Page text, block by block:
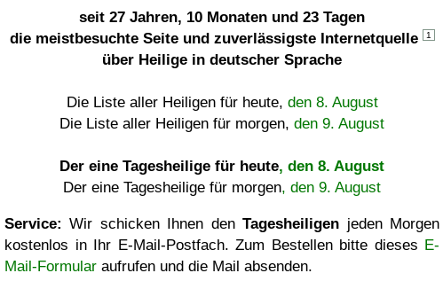
seit 27 Jahren, 10 Monaten und 23 Tagen
die meistbesuchte Seite und zuverlässigste Internetquelle
1
über Heilige in deutscher Sprache
Die Liste aller Heiligen für heute, den 8. August
Die Liste aller Heiligen für morgen, den 9. August
Der eine Tagesheilige für heute, den 8. August
Der eine Tagesheilige für morgen, den 9. August
Service: Wir schicken Ihnen denTagesheiligen jeden Morgen
kostenlos in Ihr E-Mail-Postfach. Zum Bestellen bitte dieses E-
Mail-Formular aufrufen und die Mail absenden.